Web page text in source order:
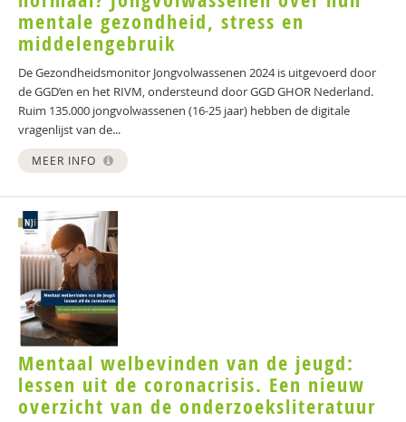
mentale gezondheid, stress en
middelengebruik
De Gezondheidsmonitor Jongvolwassenen 2024 is uitgevoerd door
de GGD’en en het RIVM, ondersteund door GGD GHOR Nederland.
Ruim 135.000 jongvolwassenen (16-25 jaar) hebben de digitale
vragenlijst van de...
MEER INFO
Mentaal welbevinden van de jeugd:
lessen uit de coronacrisis. Een nieuw
overzicht van de onderzoeksliteratuur